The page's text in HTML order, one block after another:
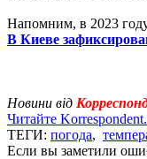
Напомним, в 2023
В Киеве
Новини від
Читайте
ТЕГИ: погода,
Если вы заметили